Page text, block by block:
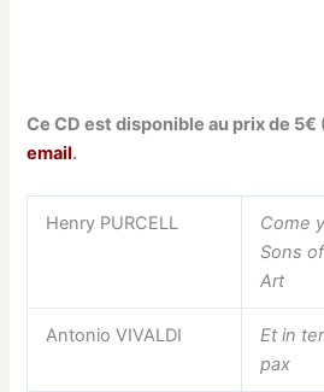
Ce CD est disponible au prix de 5€
email.
Henry PURCELL
Come
Sons of
Art
Antonio VIVALDI
Et in
pax